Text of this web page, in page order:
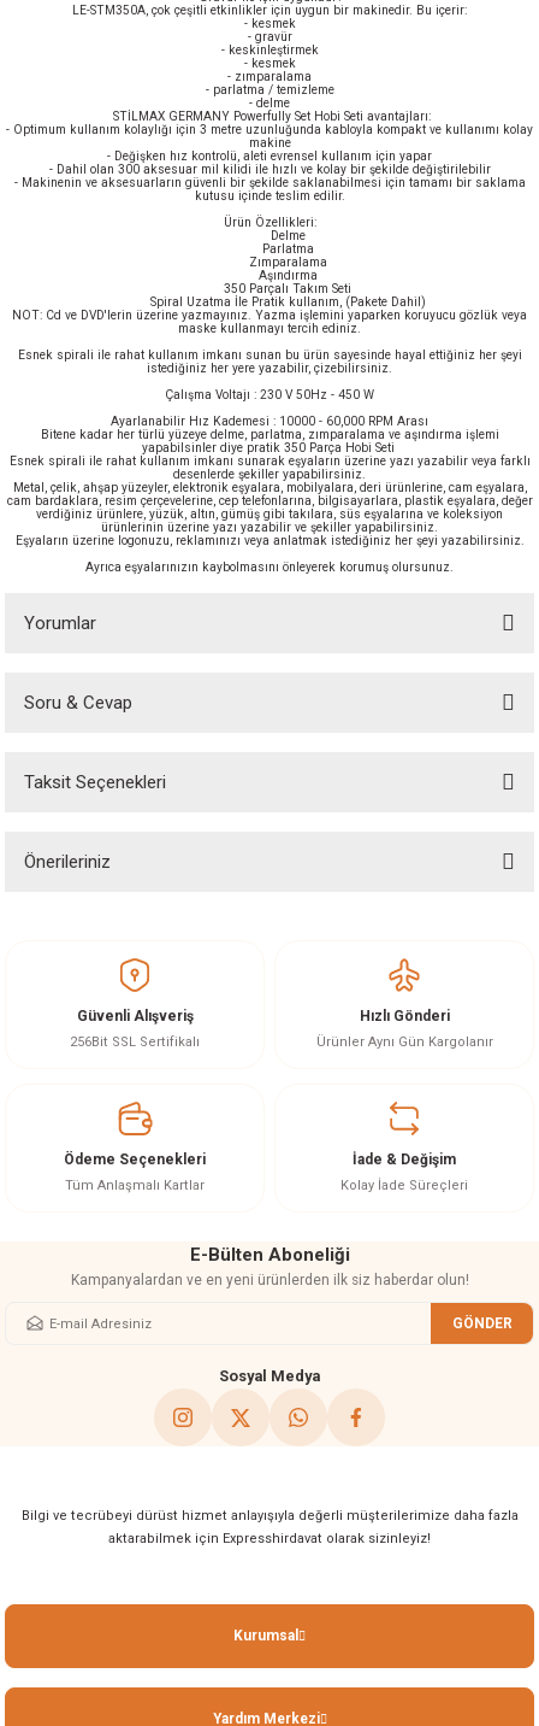
Üfleme Makinesi
LE-STM350A, çok çeşitli etkinlikler için uygun bir makinedir. Bu içerir:
- kesmek
- gravür
- keskinleştirmek
- kesmek
- zımparalama
- parlatma / temizleme
- delme
STİLMAX GERMANY Powerfully Set Hobi Seti avantajları:
- Optimum kullanım kolaylığı için 3 metre uzunluğunda kabloyla kompakt ve kullanımı kolay
makine
- Değişken hız kontrolü, aleti evrensel kullanım için yapar
- Dahil olan 300 aksesuar mil kilidi ile hızlı ve kolay bir şekilde değiştirilebilir
- Makinenin ve aksesuarların güvenli bir şekilde saklanabilmesi için tamamı bir saklama
kutusu içinde teslim edilir.
Ürün Özellikleri:
Delme
Parlatma
Zımparalama
Aşındırma
350 Parçalı Takım Seti
Spiral Uzatma İle Pratik kullanım, (Pakete Dahil)
NOT: Cd ve DVD'lerin üzerine yazmayınız. Yazma işlemini yaparken koruyucu gözlük veya
maske kullanmayı tercih ediniz.
Esnek spirali ile rahat kullanım imkanı sunan bu ürün sayesinde hayal ettiğiniz her şeyi
istediğiniz her yere yazabilir, çizebilirsiniz.
Çalışma Voltajı : 230 V 50Hz - 450 W
Ayarlanabilir Hız Kademesi : 10000 - 60,000 RPM Arası
Bitene kadar her türlü yüzeye delme, parlatma, zımparalama ve aşındırma işlemi
yapabilsinler diye pratik 350 Parça Hobi Seti
Esnek spirali ile rahat kullanım imkanı sunarak eşyaların üzerine yazı yazabilir veya farklı
desenlerde şekiller yapabilirsiniz.
Metal, çelik, ahşap yüzeyler, elektronik eşyalara, mobilyalara, deri ürünlerine, cam eşyalara,
cam bardaklara, resim çerçevelerine, cep telefonlarına, bilgisayarlara, plastik eşyalara, değer
verdiğiniz ürünlere, yüzük, altın, gümüş gibi takılara, süs eşyalarına ve koleksiyon
ürünlerinin üzerine yazı yazabilir ve şekiller yapabilirsiniz.
Eşyaların üzerine logonuzu, reklamınızı veya anlatmak istediğiniz her şeyi yazabilirsiniz.
Ayrıca eşyalarınızın kaybolmasını önleyerek korumuş olursunuz.
Yorumlar
Soru & Cevap
Ürün hakkında henüz soru sorulmamış.
Taksit Seçenekleri
Önerileriniz
Görüş ve önerileriniz için teşekkür ederiz.
Ürün resmi kalitesiz, bozuk veya görüntülenemiyor.
Ürün bilgilerinde hatalar bulunuyor.
Bu ürüne benzer farklı alternatifler olmalı.
Güvenli Alışveriş
256Bit SSL Sertifikalı
Hızlı Gönderi
Ürünler Aynı Gün Kargolanır
Ödeme Seçenekleri
Tüm Anlaşmalı Kartlar
İade & Değişim
Kolay İade Süreçleri
E-Bülten Aboneliği
Kampanyalardan ve en yeni ürünlerden ilk siz haberdar olun!
GÖNDER
Sosyal Medya
Bilgi ve tecrübeyi dürüst hizmet anlayışıyla değerli müşterilerimize daha fazla
aktarabilmek için Expresshirdavat olarak sizinleyiz!
Kurumsal
Yardım Merkezi